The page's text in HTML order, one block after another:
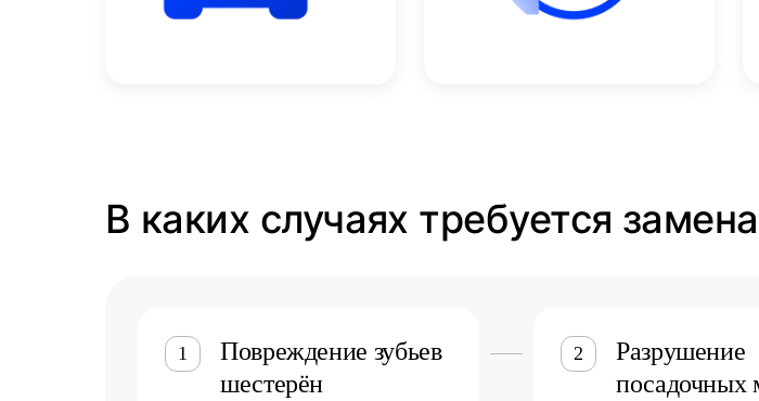
В каких случаях требуется
1
Повреждение зубьев
шестерён
2
Разрушение
посадочных